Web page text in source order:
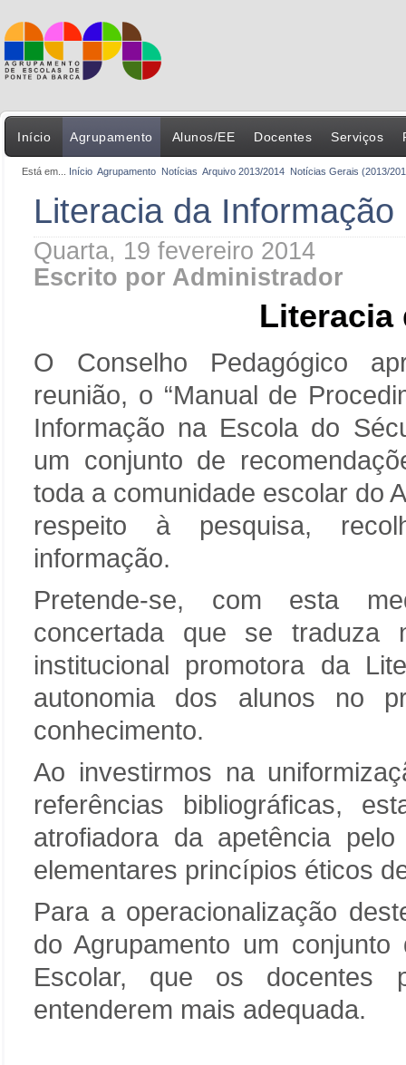
Início Agrupamento Alunos/EE Docentes Serviços
Está em... Início Agrupamento Notícias Arquivo 2013/2014 Notícias Gerais (2013/
Literacia da Informação
Quarta, 19 fevereiro 2014
Escrito por Administrador
Literacia
O Conselho Pedagógico
reunião, o “Manual de
Informação na Escola do
um conjunto de
toda a comunidade escolar do
respeito à pesquisa,
informação.
Pretende-se, com esta
concertada que se traduza
institucional promotora da
autonomia dos alunos no
conhecimento.
Ao investirmos na
referências bibliográficas,
atrofiadora da apetência
elementares princípios éticos
Para a operacionalização
do Agrupamento um
Escolar, que os docentes
entenderem mais adequada.